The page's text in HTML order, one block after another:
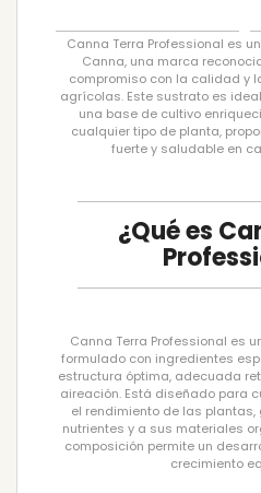
Canna Terra Professional es
Canna, una marca
compromiso con la calidad y
agrícolas. Este sustrato es
una base de cultivo
cualquier tipo de planta,
fuerte y saludable en
¿Qué es
Canna Terra Professional es
formulado con ingredientes
estructura óptima, adecuada
aireación. Está diseñado para
el rendimiento de las
nutrientes y a sus materiales
composición permite un
crecimiento